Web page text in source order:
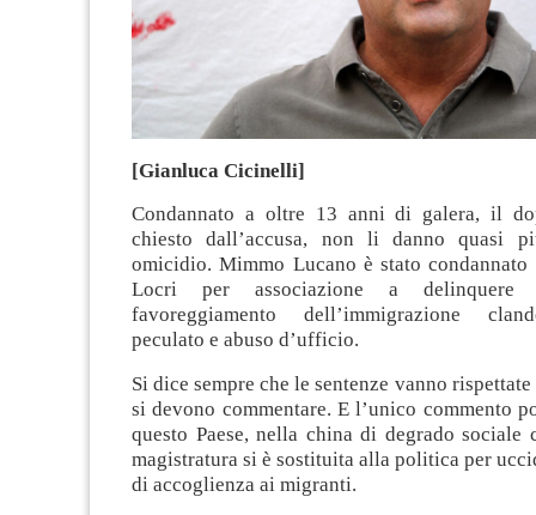
[Gianluca Cicinelli]
Condannato a oltre 13 anni di galera, il
chiesto dall’accusa, non li danno quasi
omicidio. Mimmo Lucano è stato
Locri per associazione a delinquere
favoreggiamento dell’immigrazione
peculato e abuso d’ufficio.
Si dice sempre che le sentenze vanno
si devono commentare. E l’unico commento
questo Paese, nella china di degrado sociale
magistratura si è sostituita alla politica per
di accoglienza ai migranti.